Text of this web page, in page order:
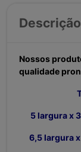
Descrição
Nossos
qualidade
5 largura x
6,5 largura